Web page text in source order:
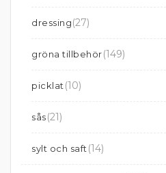
dressing(27)
gröna tillbehör(149)
picklat (10)
sås(21)
sylt och saft (14)